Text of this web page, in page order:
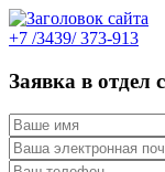
+7 /3439/ 373-913
Заявка в отдел